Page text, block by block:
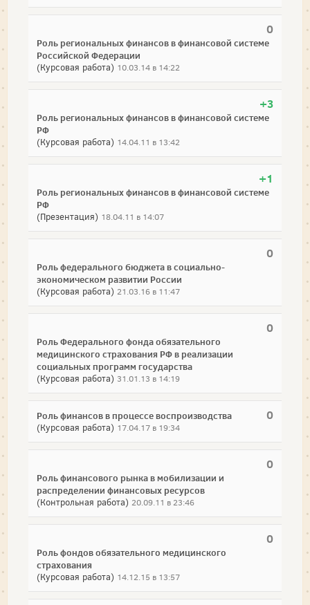
0
Роль региональных финансов в финансовой системе
Российской Федерации
(Курсовая работа) 10.03.14 в 14:22
+3
Роль региональных финансов в финансовой системе
РФ
(Курсовая работа) 14.04.11 в 13:42
+1
Роль региональных финансов в финансовой системе
РФ
(Презентация) 18.04.11 в 14:07
0
Роль федерального бюджета в социально-
экономическом развитии России
(Курсовая работа) 21.03.16 в 11:47
0
Роль Федерального фонда обязательного
медицинского страхования РФ в реализации
социальных программ государства
(Курсовая работа) 31.01.13 в 14:19
0
Роль финансов в процессе воспроизводства
(Курсовая работа) 17.04.17 в 19:34
0
Роль финансового рынка в мобилизации и
распределении финансовых ресурсов
(Контрольная работа) 20.09.11 в 23:46
0
Роль фондов обязательного медицинского
страхования
(Курсовая работа) 14.12.15 в 13:57